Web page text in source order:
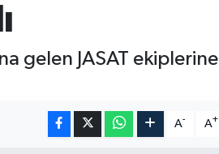
gelen JASAT ekiplerine
A- A+